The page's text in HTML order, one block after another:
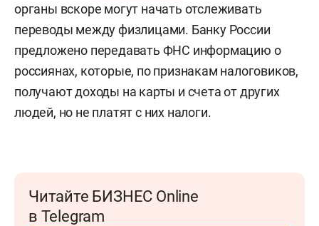
органы вскоре могут начать отслеживать
переводы между физлицами. Банку России
предложено передавать ФНС информацию о
россиянах, которые, по признакам налоговиков,
получают доходы на карты и счета от других
людей, но не платят с них налоги.
Читайте БИЗНЕС Online
в Telegram